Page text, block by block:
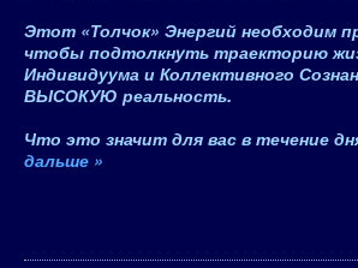
Этот «Толчок» Энергий необходим
чтобы подтолкнуть траекторию
Индивидуума и Коллективного
ВЫСОКУЮ реальность.
Что это значит для вас в течение
дальше »